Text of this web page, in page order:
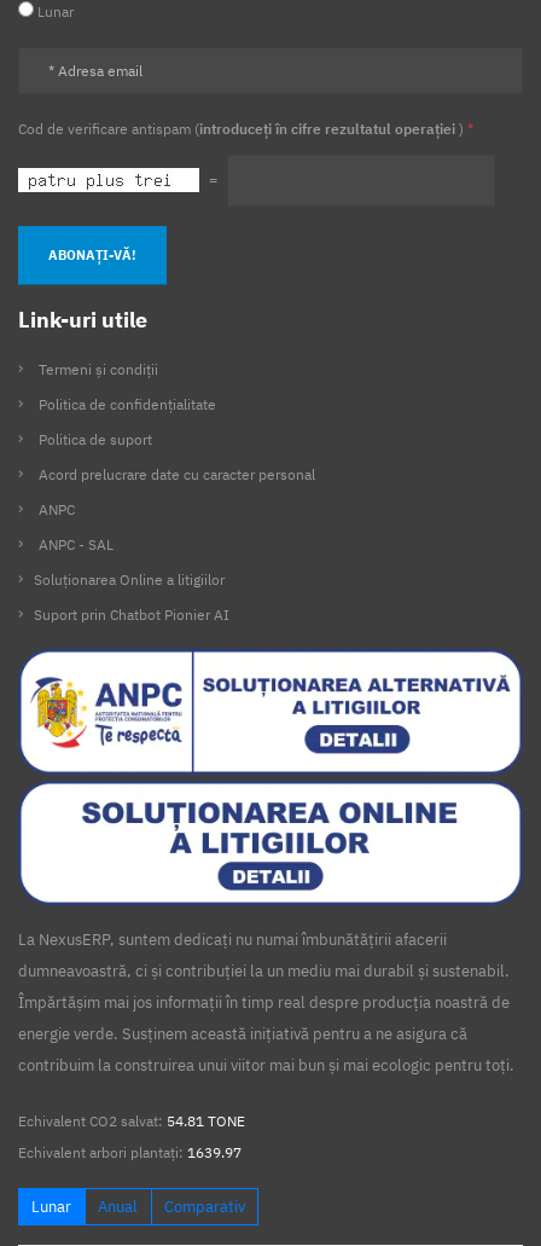
Lunar
Cod de verificare antispam (introduceți în cifre rezultatul operației ) *
=
ABONAȚI-VĂ!
Link-uri utile
Termeni și condiții
Politica de confidențialitate
Politica de suport
Acord prelucrare date cu caracter personal
ANPC
ANPC - SAL
Soluționarea Online a litigiilor
Suport prin Chatbot Pionier AI
La NexusERP, suntem dedicați nu numai îmbunătățirii afacerii
dumneavoastră, ci și contribuției la un mediu mai durabil și sustenabil.
Împărtășim mai jos informații în timp real despre producția noastră de
energie verde. Susținem această inițiativă pentru a ne asigura că
contribuim la construirea unui viitor mai bun și mai ecologic pentru toți.
Echivalent CO2 salvat: 54.81 TONE
Echivalent arbori plantați: 1639.97
Lunar Anual Comparativ